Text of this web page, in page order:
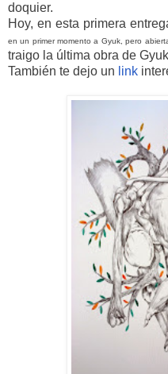
doquier.
Hoy, en esta primera
en un primer momento a Gyuk, pero
traigo la última obra de
También te dejo un link